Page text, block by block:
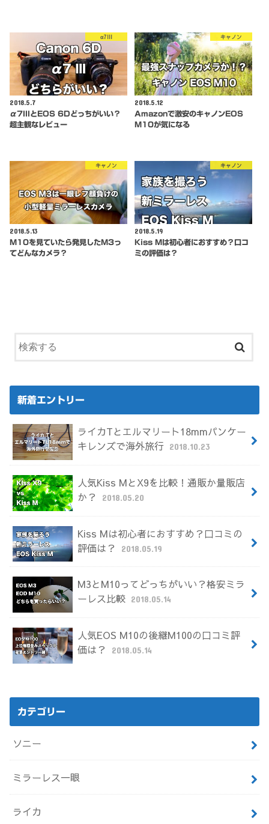
α7III
2018.5.7
α7IIIとEOS 6Dどっちがいい？
超主観なレビュー
キャノン
2018.5.12
Amazonで激安のキャノンEOS
M10が気になる
キャノン
2018.5.13
M10を見ていたら発見したM3っ
てどんなカメラ？
キャノン
2018.5.19
Kiss Mは初心者におすすめ？口コ
ミの評価は？
新着エントリー
ライカTとエルマリート18mmパンケー
キレンズで海外旅行 2018.10.23
人気Kiss MとX9を比較！通販か量販店
か？
2018.05.20
Kiss Mは初心者におすすめ？口コミの
評価は？
2018.05.19
M3とM10ってどっちがいい？格安ミラ
ーレス比較 2018.05.14
人気EOS M10の後継M100の口コミ評
価は？
2018.05.14
カテゴリー
ソニー
ミラーレス一眼
ライカ